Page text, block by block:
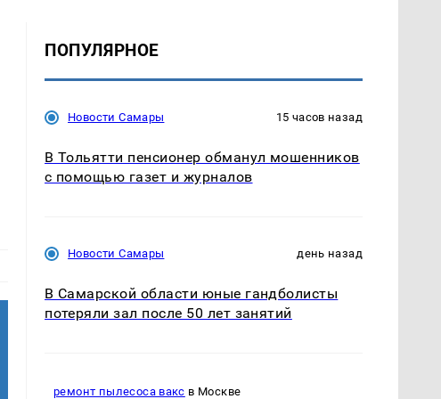
ПОПУЛЯРНОЕ
Новости Самары 15 часов назад
В Тольятти пенсионер обманул мошенников
с помощью газет и журналов
Новости Самары день назад
В Самарской области юные гандболисты
потеряли зал после 50 лет занятий
ремонт пылесоса вакс в Москве